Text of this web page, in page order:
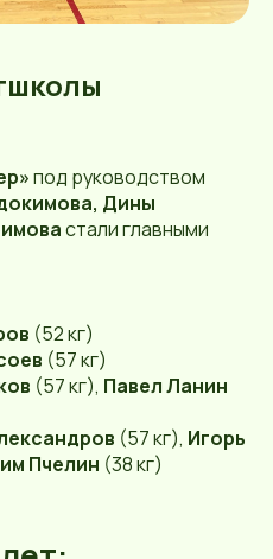
под руководством
Дины
стали главными
(52 кг)
(57 кг)
(57 кг), Павел Ланин
(57 кг), Игорь
Пчелин (38 кг)